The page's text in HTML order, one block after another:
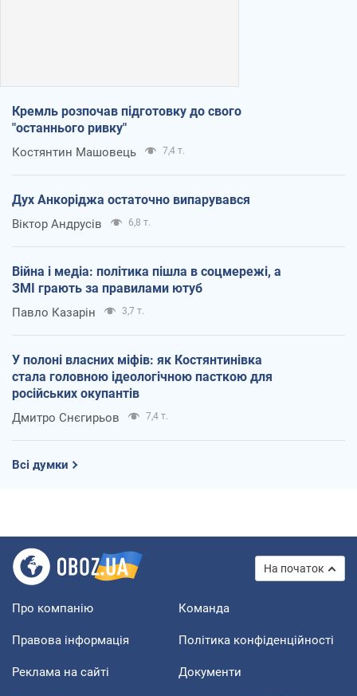
Кремль розпочав підготовку до свого
"останнього ривку"
Костянтин Машовець 7,4 т.
Дух Анкоріджа остаточно випарувався
Віктор Андрусів 6,8 т.
Війна і медіа: політика пішла в соцмережі, а
ЗМІ грають за правилами ютуб
Павло Казарін 3,7 т.
У полоні власних міфів: як Костянтинівка
стала головною ідеологічною пасткою для
російських окупантів
Дмитро Снєгирьов 7,4 т.
Всі думки
На початок
Про компанію Команда
Правова інформація Політика конфіденційності
Реклама на сайті Документи